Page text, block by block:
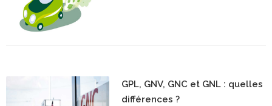
GPL, GNV, GNC et GNL : quelles
différences ?